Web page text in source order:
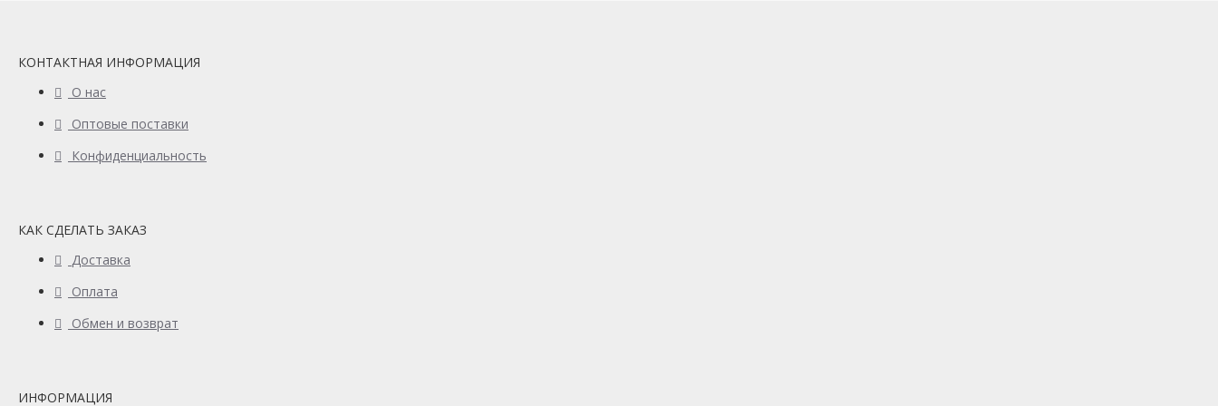
КОНТАКТНАЯ ИНФОРМАЦИЯ
О нас
Оптовые поставки
Конфиденциальность
КАК СДЕЛАТЬ ЗАКАЗ
Доставка
Оплата
Обмен и возврат
ИНФОРМАЦИЯ